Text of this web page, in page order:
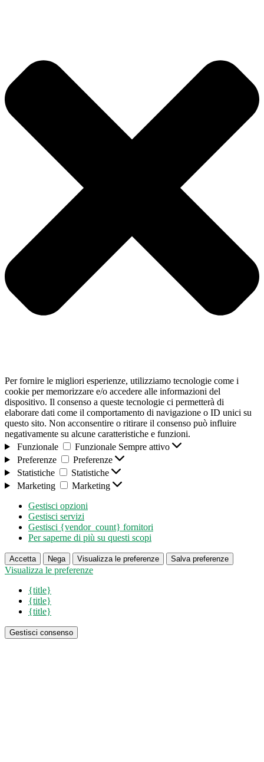
Per fornire le migliori esperienze, utilizziamo tecnologie come i
cookie per memorizzare e/o accedere alle informazioni del
dispositivo. Il consenso a queste tecnologie ci permetterà di
elaborare dati come il comportamento di navigazione o ID unici su
questo sito. Non acconsentire o ritirare il consenso può influire
negativamente su alcune caratteristiche e funzioni.
Funzionale
Funzionale Sempre attivo
Preferenze
Preferenze
Statistiche
Statistiche
Marketing
Marketing
Gestisci opzioni
Gestisci servizi
Gestisci {vendor_count} fornitori
Per saperne di più su questi scopi
Accetta Nega Visualizza le preferenze Salva preferenze
Visualizza le preferenze
{title}
{title}
{title}
Gestisci consenso